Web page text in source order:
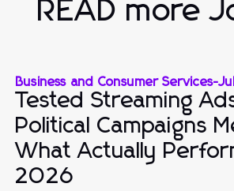
READ more
Business and Consumer Services-
Tested Streaming
Political Campaigns
What Actually
2026